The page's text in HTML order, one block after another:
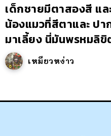
เด็กชายมีตาสองสี แ
น้องแมวที่สีตาและ ป
มาเลี้ยง นี่มันพรหมลิ
เหมียวหง่าว